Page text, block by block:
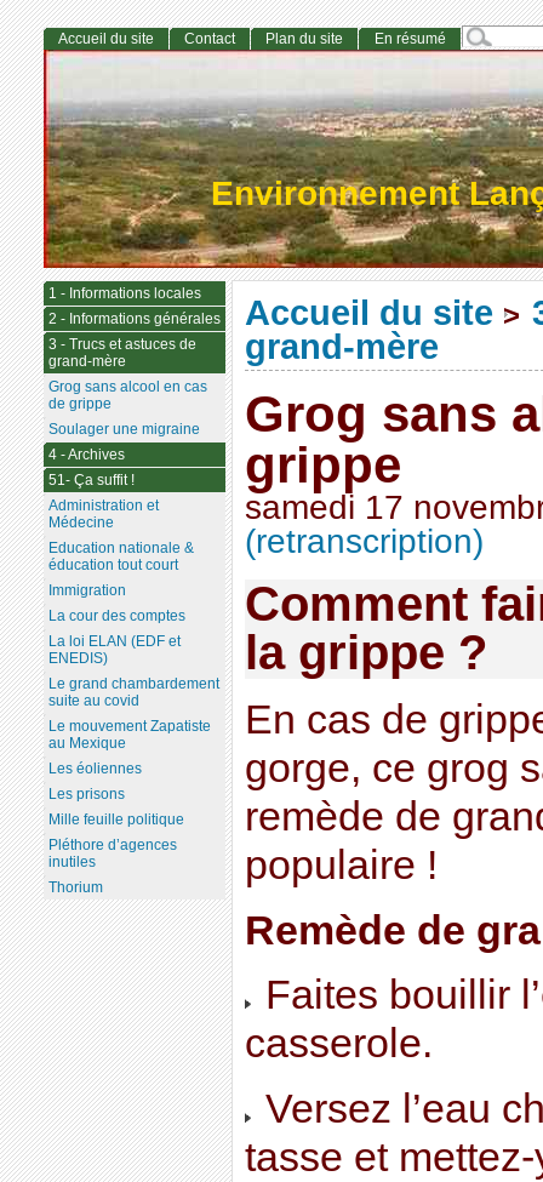
Environnement
Accueil du site >
grand-mère
Grog sans
grippe
samedi 17
(retranscription)
Comment
la grippe ?
En cas de
gorge, ce grog
remède de
populaire !
Remède de
Faites bouillir
casserole.
Versez l’eau
tasse et
Accueil du site Contact Plan du site En résumé
1 - Informations locales
2 - Informations générales
3 - Trucs et astuces de
grand-mère
Grog sans alcool en cas
de grippe
Soulager une migraine
4 - Archives
51- Ça suffit !
Administration et
Médecine
Education nationale &
éducation tout court
Immigration
La cour des comptes
La loi ELAN (EDF et
ENEDIS)
Le grand chambardement
suite au covid
Le mouvement Zapatiste
au Mexique
Les éoliennes
Les prisons
Mille feuille politique
Pléthore d’agences
inutiles
Thorium